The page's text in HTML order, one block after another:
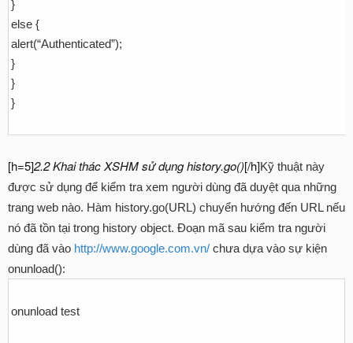
}
else {
alert(“Authenticated”);
}
}
}
[h=5]2.2 Khai thác XSHM sử dụng history.go()[/h]Kỹ thuật này
được sử dụng để kiểm tra xem người dùng đã duyệt qua những
trang web nào. Hàm history.go(URL) chuyển hướng đến URL nếu
nó đã tồn tại trong history object. Đoạn mã sau kiểm tra người
dùng đã vào http://www.google.com.vn/ chưa dựa vào sự kiện
onunload():
onunload test